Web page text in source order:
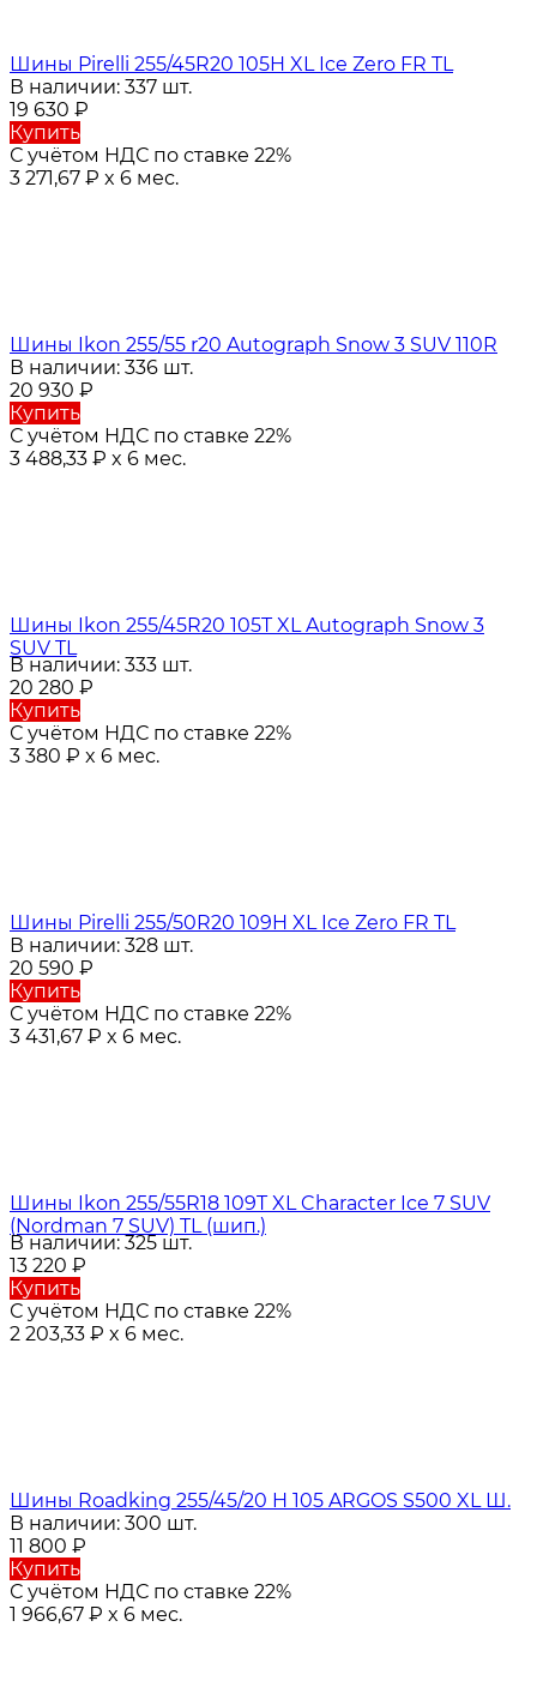
Шины Pirelli 255/45R20 105H XL Ice Zero FR TL
В наличии: 337 шт.
19 630 ₽
Купить
С учётом НДС по ставке 22%
3 271,67 ₽ x 6 мес.
Шины Ikon 255/55 r20 Autograph Snow 3 SUV 110R
В наличии: 336 шт.
20 930 ₽
Купить
С учётом НДС по ставке 22%
3 488,33 ₽ x 6 мес.
Шины Ikon 255/45R20 105T XL Autograph Snow 3
SUV TL
В наличии: 333 шт.
20 280 ₽
Купить
С учётом НДС по ставке 22%
3 380 ₽ x 6 мес.
Шины Pirelli 255/50R20 109H XL Ice Zero FR TL
В наличии: 328 шт.
20 590 ₽
Купить
С учётом НДС по ставке 22%
3 431,67 ₽ x 6 мес.
Шины Ikon 255/55R18 109T XL Character Ice 7 SUV
(Nordman 7 SUV) TL (шип.)
В наличии: 325 шт.
13 220 ₽
Купить
С учётом НДС по ставке 22%
2 203,33 ₽ x 6 мес.
Шины Roadking 255/45/20 H 105 ARGOS S500 XL Ш.
В наличии: 300 шт.
11 800 ₽
Купить
С учётом НДС по ставке 22%
1 966,67 ₽ x 6 мес.